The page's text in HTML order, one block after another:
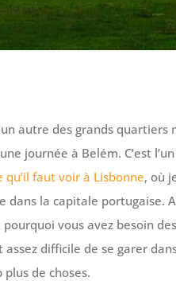
autre des grands quartiers
journée à Belém. C’est
qu’il faut voir à Lisbonne, où
dans la capitale portugaise.
vous avez besoin
assez difficile de se garer
de choses.